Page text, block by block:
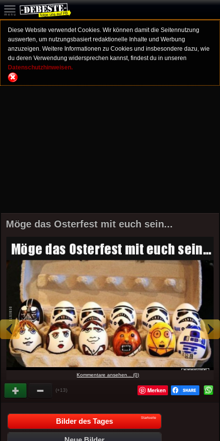
Diese Website verwendet Cookies. Wir können damit die Seitennutzung
auswerten, um nutzungsbasiert redaktionelle Inhalte und Werbung
anzuzeigen. Weitere Informationen zu Cookies und insbesondere dazu, wie
du deren Verwendung widersprechen kannst, findest du in unseren
Datenschutzhinweisen.
Möge das Osterfest mit euch sein...
Kommentare ansehen... (0)
(+13) Merken
Bilder des Tages Startseite